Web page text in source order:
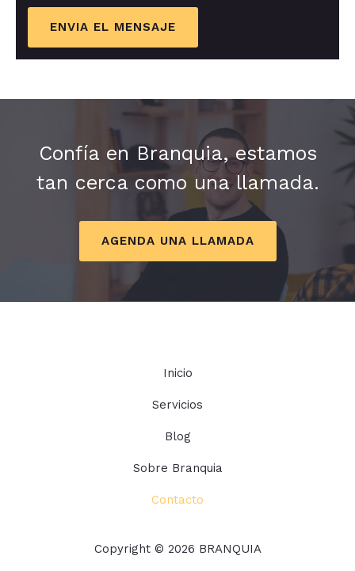
ENVIA EL MENSAJE
Confía en Branquia, estamos
tan cerca como una llamada.
AGENDA UNA LLAMADA
Inicio
Servicios
Blog
Sobre Branquia
Contacto
Copyright © 2026 BRANQUIA